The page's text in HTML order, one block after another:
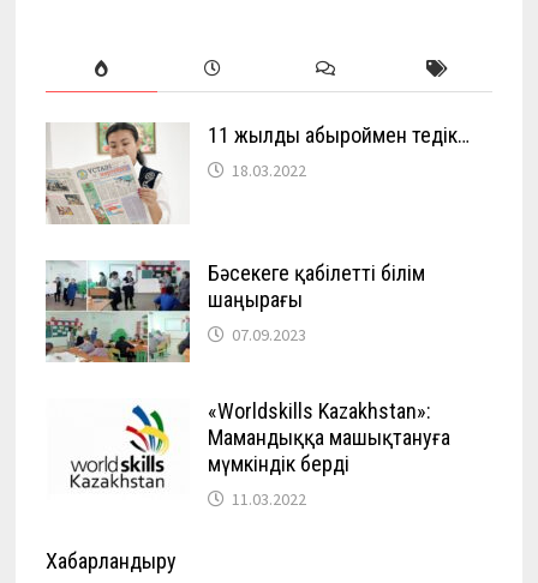
11 жылды абыроймен өтедік…
18.03.2022
Бәсекеге қабілетті білім
шаңырағы
07.09.2023
«Worldskills Kazakhstan»:
Мамандыққа машықтануға
мүмкіндік берді
11.03.2022
Хабарландыру